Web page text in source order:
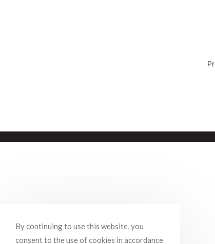
By continuing to use this website, you
consent to the use of cookies in accordance